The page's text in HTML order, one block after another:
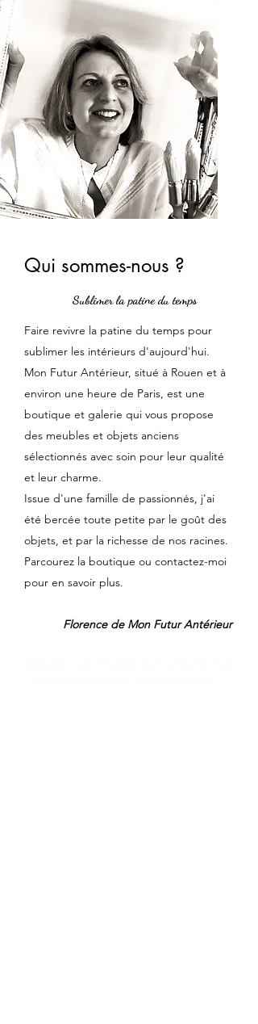
Qui sommes-nous ?
Sublimer la patine du temps
Faire revivre la patine du temps pour
sublimer les intérieurs d'aujourd'hui.
Mon Futur Antérieur, situé à Rouen et à
environ une heure de Paris, est une
boutique et galerie qui vous propose
des meubles et objets anciens
sélectionnés avec soin pour leur qualité
et leur charme.
Issue d'une famille de passionnés, j'ai
été bercée toute petite par le goût des
objets, et par la richesse de nos racines.
Parcourez la boutique ou contactez-moi
pour en savoir plus.
Florence de Mon Futur Antérieur